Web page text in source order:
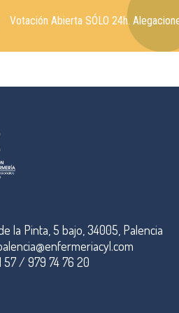
Votación Abierta SÓLO 24h.
la Pinta, 5 bajo, 34005, Palencia
57 / 979 74 76 20